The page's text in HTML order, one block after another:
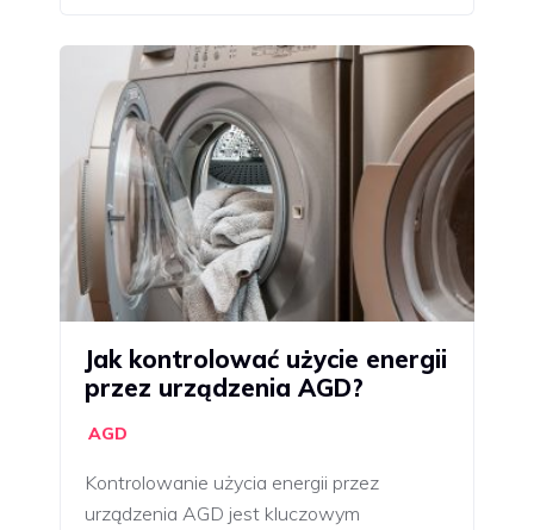
Jak kontrolować użycie energii
przez urządzenia AGD?
AGD
Kontrolowanie użycia energii przez
urządzenia AGD jest kluczowym